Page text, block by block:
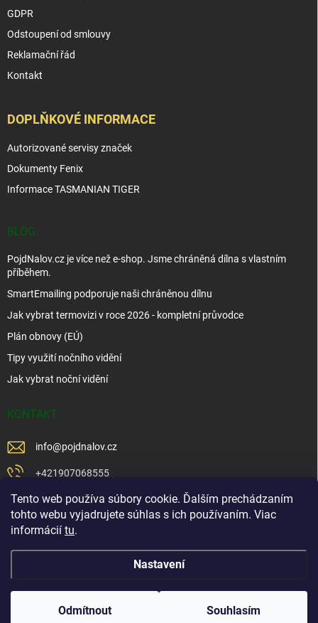
Tento web používa súbory cookie. Ďalším prechádzaním
tohto webu vyjadrujete súhlas s ich používaním. Viac
informácií tu.
Nastavení
Odmítnout Souhlasím
GDPR
Odstoupení od smlouvy
Reklamační řád
Kontakt
DOPLŇKOVÉ INFORMACE
Autorizované servisy značek
Dokumenty Fenix
Informace TASMANIAN TIGER
BLOG
PojdNalov.cz je více než e-shop. Jsme chráněná dílna s vlastním
příběhem.
SmartEmailing podporuje naši chráněnou dílnu
Jak vybrat termovizi v roce 2026 - kompletní průvodce
Plán obnovy (EÚ)
Tipy využití nočního vidění
Jak vybrat noční vidění
KONTAKT
info@pojdnalov.cz
+421907068555
+421902479599
https://www.facebook.com/www.podnalov.sk
podnalov
Copyright 2026 . Všechna práva vyhrazena.